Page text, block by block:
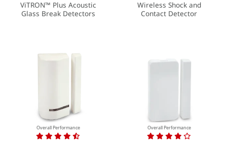
ViTRON™ Plus Acoustic
Glass Break Detectors
Wireless Shock and
Contact Detector
Overall Performance Overall Performance